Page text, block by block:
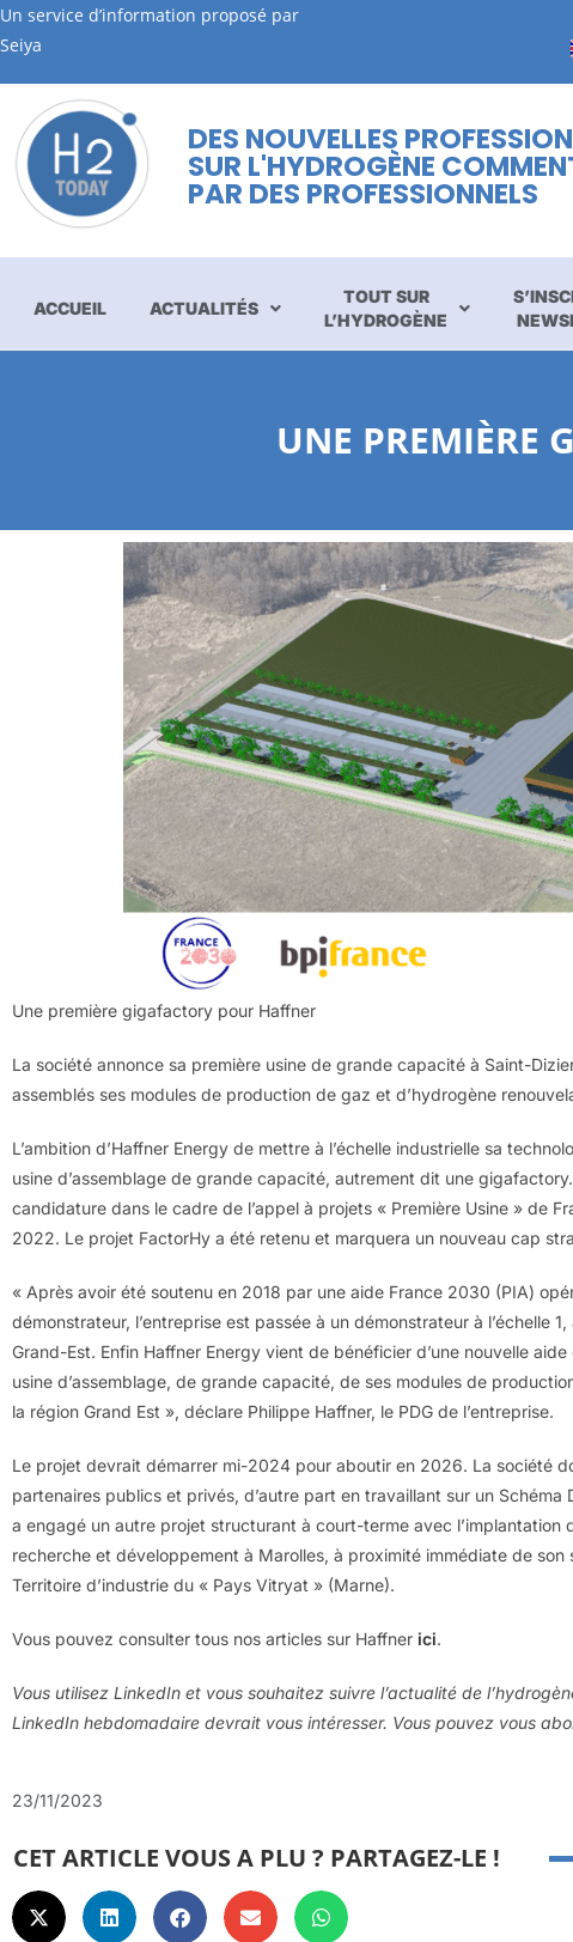
Un service d’information proposé par
Seiya
DES NOUVELLES
SUR L'HYDROGÈNE
PAR DES PROFESSIONNELS
ACCUEIL ACTUALITÉS
TOUT SUR
L’HYDROGÈNE
UNE PREMIÈRE
Une première gigafactory pour Haffner
La société annonce sa première usine de grande capacité à Saint-
assemblés ses modules de production de gaz et d’hydrogène
L’ambition d’Haffner Energy de mettre à l’échelle industrielle sa
usine d’assemblage de grande capacité, autrement dit une
candidature dans le cadre de l’appel à projets « Première Usine » de
2022. Le projet FactorHy a été retenu et marquera un nouveau cap
« Après avoir été soutenu en 2018 par une aide France 2030 (PIA)
démonstrateur, l’entreprise est passée à un démonstrateur à l’échelle
Grand-Est. Enfin Haffner Energy vient de bénéficier d’une nouvelle
usine d’assemblage, de grande capacité, de ses modules de
la région Grand Est », déclare Philippe Haffner, le PDG de l’entreprise.
Le projet devrait démarrer mi-2024 pour aboutir en 2026. La société
partenaires publics et privés, d’autre part en travaillant sur un
a engagé un autre projet structurant à court-terme avec l’implantation
recherche et développement à Marolles, à proximité immédiate de
Territoire d’industrie du « Pays Vitryat » (Marne).
Vous pouvez consulter tous nos articles sur Haffner ici.
Vous utilisez LinkedIn et vous souhaitez suivre l’actualité de
LinkedIn hebdomadaire devrait vous intéresser. Vous pouvez vous
23/11/2023
CET ARTICLE VOUS A PLU ? PARTAGEZ-LE !